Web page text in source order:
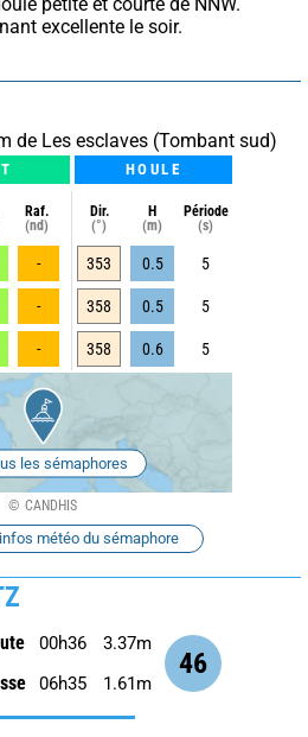
excellente le soir.
de Les esclaves (Tombant sud)
HOULE
Raf.
(nd)
Dir.
(°)
H
(m)
Période
(s)
- 353 0.5 5
- 358 0.5 5
- 358 0.6 5
les sémaphores
CANDHIS
météo du sémaphore
46
00h36 3.37m
06h35 1.61m